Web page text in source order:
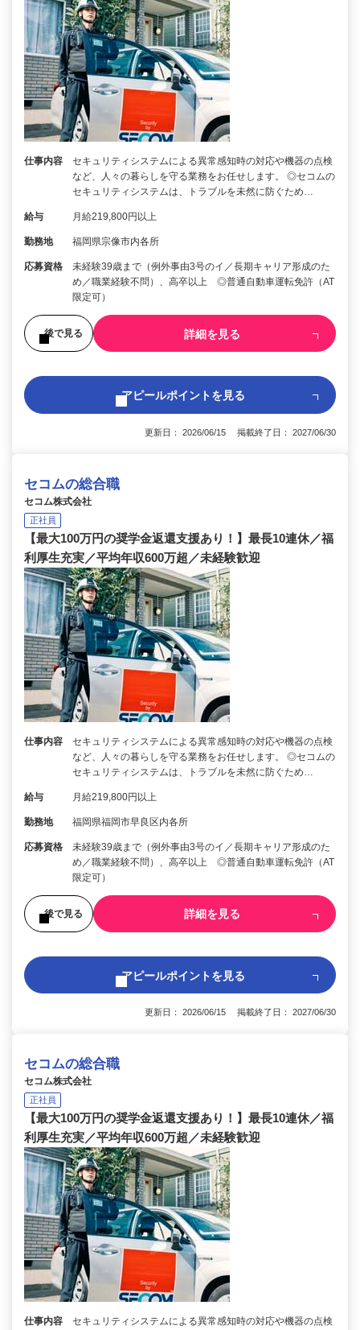
仕事内容
セキュリティシステムによる異常感知時の対応や機器の点検
など、人々の暮らしを守る業務をお任せします。 ◎セコムの
セキュリティシステムは、トラブルを未然に防ぐため…
給与 月給219,800円以上
勤務地 福岡県宗像市内各所
応募資格
未経験39歳まで（例外事由3号のイ／長期キャリア形成のた
め／職業経験不問）、高卒以上 ◎普通自動車運転免許（AT
限定可）
後で見る 詳細を見る
アピールポイントを見る
更新日： 2026/06/15 掲載終了日： 2027/06/30
セコムの総合職
セコム株式会社
正社員
【最大100万円の奨学金返還支援あり！】最長10連休／福
利厚生充実／平均年収600万超／未経験歓迎
仕事内容
セキュリティシステムによる異常感知時の対応や機器の点検
など、人々の暮らしを守る業務をお任せします。 ◎セコムの
セキュリティシステムは、トラブルを未然に防ぐため…
給与 月給219,800円以上
勤務地 福岡県福岡市早良区内各所
応募資格
未経験39歳まで（例外事由3号のイ／長期キャリア形成のた
め／職業経験不問）、高卒以上 ◎普通自動車運転免許（AT
限定可）
後で見る 詳細を見る
アピールポイントを見る
更新日： 2026/06/15 掲載終了日： 2027/06/30
セコムの総合職
セコム株式会社
正社員
【最大100万円の奨学金返還支援あり！】最長10連休／福
利厚生充実／平均年収600万超／未経験歓迎
仕事内容
セキュリティシステムによる異常感知時の対応や機器の点検